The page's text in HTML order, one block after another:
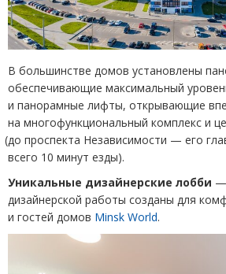
В большинстве домов установлены
обеспечивающие максимальный
и панорамные лифты, открывающие
на многофункциональный комплекс и
(до проспекта Независимости — его
всего 10 минут езды).
Уникальные дизайнерские лобби —
дизайнерской работы созданы для
и гостей домов Minsk World.